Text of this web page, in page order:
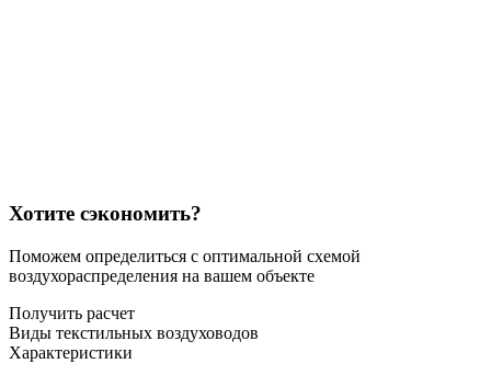
Хотите сэкономить?
Поможем определиться с оптимальной схемой
воздухораспределения на вашем объекте
Получить расчет
Виды текстильных воздуховодов
Характеристики